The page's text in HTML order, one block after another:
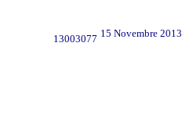
13003077 15 Novembre 2013